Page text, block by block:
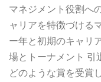
マネジメント役割へ
ャリアを特徴づける
ー年と初期のキャリ
場とトーナメント 引
どのような賞を受賞